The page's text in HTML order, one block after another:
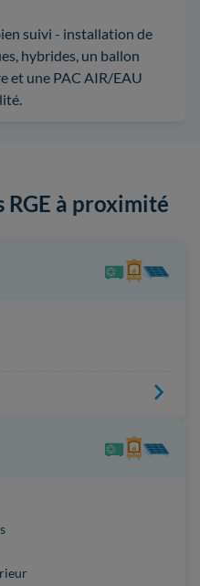
suivi - installation de
hybrides, un ballon
et une PAC AIR/EAU
RGE à proximité